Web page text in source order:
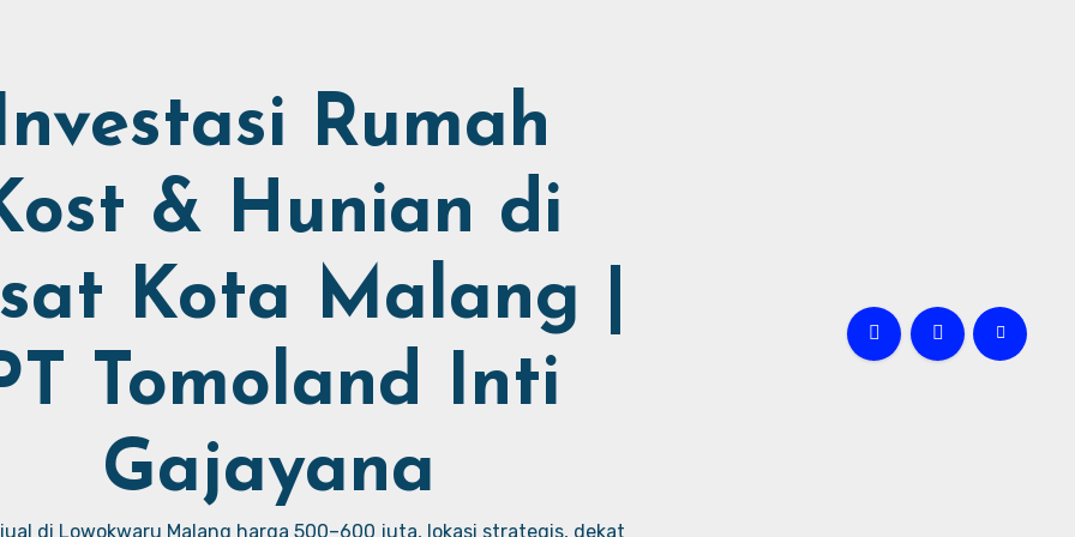
Rumah
& Hunian di
Kota Malang |
Tomoland Inti
Gajayana
di Lowokwaru Malang harga 500–600 juta, lokasi strategis, dekat